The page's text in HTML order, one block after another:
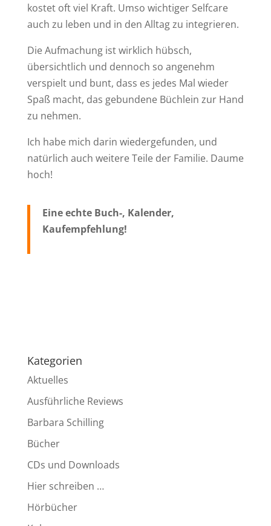
kostet oft viel Kraft. Umso wichtiger Selfcare
auch zu leben und in den Alltag zu integrieren.
Die Aufmachung ist wirklich hübsch,
übersichtlich und dennoch so angenehm
verspielt und bunt, dass es jedes Mal wieder
Spaß macht, das gebundene Büchlein zur Hand
zu nehmen.
Ich habe mich darin wiedergefunden, und
natürlich auch weitere Teile der Familie. Daume
hoch!
Eine echte Buch-, Kalender,
Kaufempfehlung!
Kategorien
Aktuelles
Ausführliche Reviews
Barbara Schilling
Bücher
CDs und Downloads
Hier schreiben …
Hörbücher